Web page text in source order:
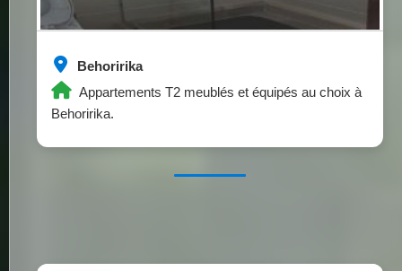
Behoririka
Appartements T2 meublés et équipés au choix à
Behoririka.